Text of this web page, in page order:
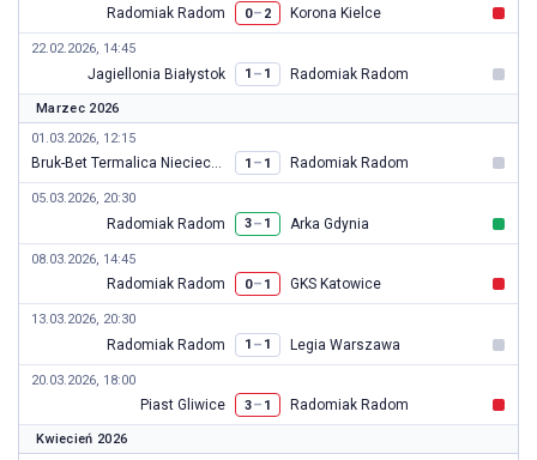
Radomiak Radom 0– 2 Korona Kielce
22.02.2026, 14:45
Jagiellonia Białystok 1 – 1 Radomiak Radom
Marzec 2026
01.03.2026, 12:15
Bruk-Bet Termalica Nieciecza 1 – 1 Radomiak Radom
05.03.2026, 20:30
Radomiak Radom 3– 1 Arka Gdynia
08.03.2026, 14:45
Radomiak Radom 0– 1 GKS Katowice
13.03.2026, 20:30
Radomiak Radom 1 – 1 Legia Warszawa
20.03.2026, 18:00
Piast Gliwice 3– 1 Radomiak Radom
Kwiecień 2026